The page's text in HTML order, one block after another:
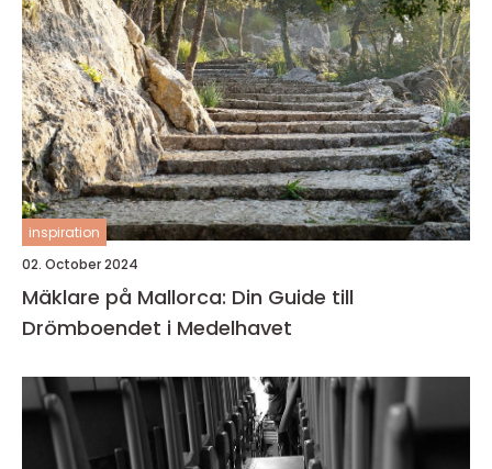
inspiration
02. October 2024
Mäklare på Mallorca: Din Guide till
Drömboendet i Medelhavet